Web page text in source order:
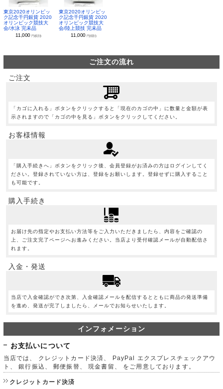
東京2020オリンピッ
ク記念千円銀貨 2020
オリンピック競技大
会/水泳 完未品
11,000円(税別)
東京2020オリンピッ
ク記念千円銀貨 2020
オリンピック競技大
会/陸上競技 完未品
11,000 円(税別)
ご注文の流れ
ご注文
「カゴに入れる」ボタンをクリックすると「現在のカゴの中」に数量と金額が表
示されますので「カゴの中を見る」ボタンをクリックしてください。
お客様情報
「購入手続きへ」ボタンをクリック後、会員登録がお済みの方はログインしてく
ださい。登録されていない方は、登録をお願いします。登録せずに購入すること
も可能です。
購入手続き
お届け先の指定やお支払い方法等をご入力いただきましたら、内容をご確認の
上、ご注文完了ページへお進みください。当店より受付確認メールが自動配信さ
れます。
入金・発送
当店で入金確認ができ次第、入金確認メールを配信するとともに商品の発送準備
を進め、発送が完了しましたら、メールでお知らせいたします。
インフォメーション
お支払いについて
当店では、 クレジットカード決済、 PayPal エクスプレスチェックアウ
ト、 銀行振込、 郵便振替、 現金書留、 をご用意しております。
クレジットカード決済